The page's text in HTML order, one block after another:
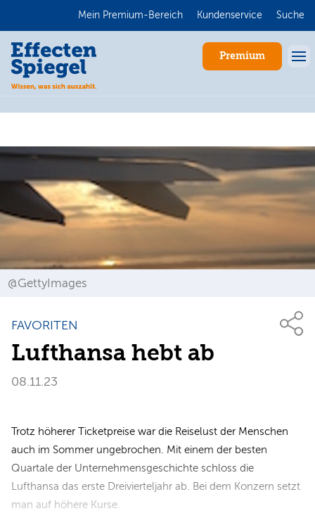
Mein Premium-Bereich Kundenservice Suche
Premium
@GettyImages
FAVORITEN
Lufthansa hebt ab
08.11.23
Trotz höherer Ticketpreise war die Reiselust der Menschen
auch im Sommer ungebrochen. Mit einem der besten
Quartale der Unternehmensgeschichte schloss die
Lufthansa das erste Dreivierteljahr ab. Bei dem Konzern setzt
man auf höhere Kurse.